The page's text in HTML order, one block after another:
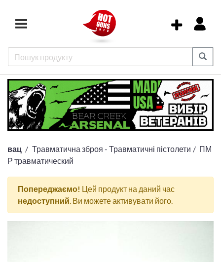
вац Травматична зброя - Травматичні пістолети
ПМ
Р травматический
Попереджаємо! Цей продукт на даний час
недоступний. Ви можете активувати його.